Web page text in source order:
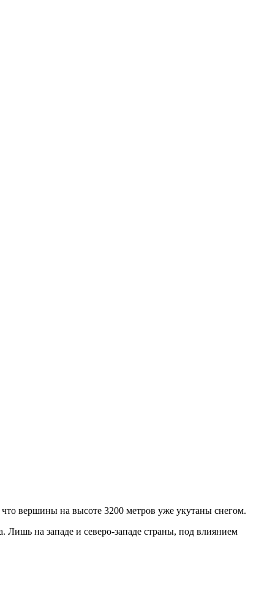
вершины на высоте 3200 метров уже укутаны снегом.
на западе и северо-западе страны, под влиянием